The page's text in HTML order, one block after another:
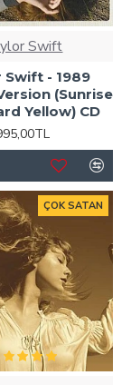
Swift
Swift - 1989
(Sunrise
Yellow) CD
ÇOK SATAN